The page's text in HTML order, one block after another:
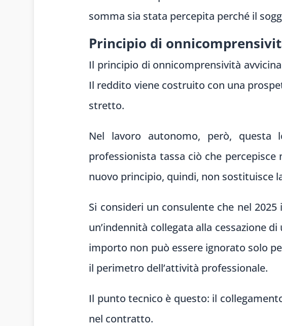
somma sia stata percepita perché il
Principio di
Il principio di onnicomprensività
Il reddito viene costruito con una
stretto.
Nel lavoro autonomo, però,
professionista tassa ciò che
nuovo principio, quindi, non sostituisce
Si consideri un consulente che nel
un’indennità collegata alla cessazione
importo non può essere ignorato solo
il perimetro dell’attività professionale.
Il punto tecnico è questo: il
nel contratto.